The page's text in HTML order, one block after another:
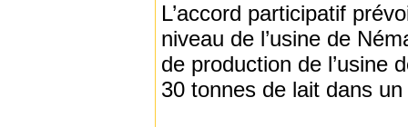
L’accord participatif
niveau de l’usine de
de production de l’usine
30 tonnes de lait dans